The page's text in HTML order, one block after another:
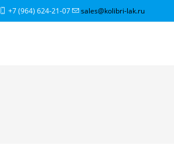
+7 (964) 624-21-07 sales@kolibri-lak.ru